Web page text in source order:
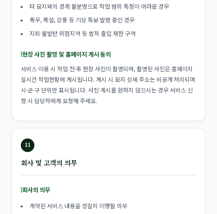
타 묘지와의 경계 불분명으로 작업 범위 특정이 어려운 경우
폭우, 폭설, 강풍 등 기상 특보 발령 중인 경우
지뢰·불발탄 위험지역 등 법적 출입 제한 구역
현장 사진 촬영 및 홈페이지 게시 동의
서비스 이용 시 작업 전·후 현장 사진이 촬영되며, 촬영된 사진은 홈페이지
실시간 작업현황에 게시됩니다. 게시 시 묘지 상세 주소는 비공개 처리되며
시·군·구 단위만 표시됩니다. 사진 게시를 원하지 않으시는 경우 서비스 신
청 시 담당자에게 요청해 주세요.
11
회사 및 고객의 의무
회사의 의무
계약된 서비스 내용을 성실히 이행할 의무